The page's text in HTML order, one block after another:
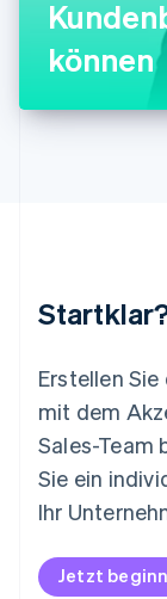
können
Erstellen
mit dem
Sales-Team
Sie ein
Ihr
Jetzt
English
Luxemburg
Français
Malaysia
Malta
Nederlands
Norwegen
Österreich
Polen
English
Portugal
Português
Rumänien
Schweden
Svenska